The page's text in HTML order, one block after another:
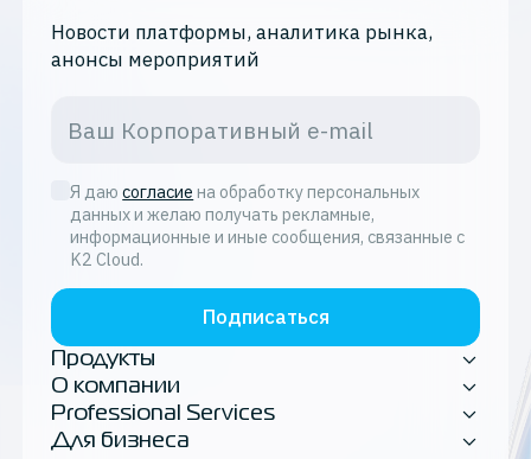
Новости платформы, аналитика рынка,
анонсы мероприятий
Я даю согласие на обработку персональных
данных и желаю получать рекламные,
информационные и иные сообщения, связанные с
K2 Cloud.
Подписаться
Продукты
О компании
Professional Services
Для бизнеса